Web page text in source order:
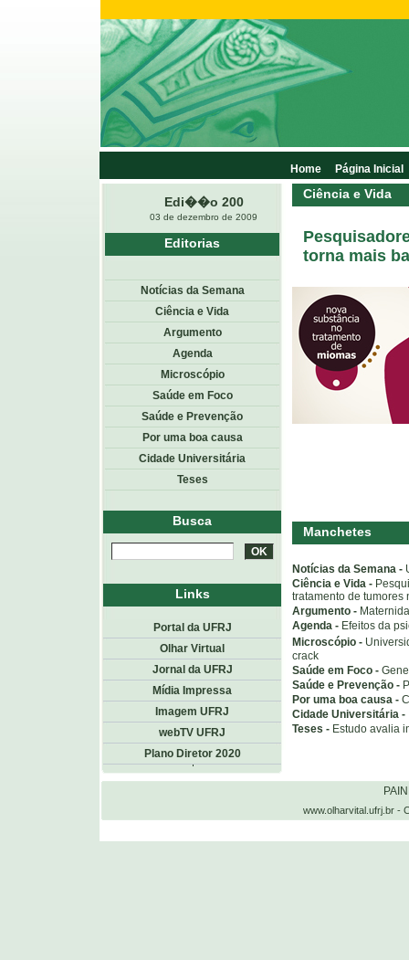
Edi��o 200
03 de dezembro de 2009
Ciência e Vida
torna mais
Manchetes
Notícias da Semana -
Ciência e Vida -
tratamento de tumores
Argumento -
Agenda - Efeitos da
Microscópio -
crack
Saúde em Foco -
Saúde e Prevenção -
Por uma boa causa -
Cidade Universitária -
Teses - Estudo avalia
Editorias
Notícias da Semana
Ciência e Vida
Argumento
Agenda
Microscópio
Saúde em Foco
Saúde e Prevenção
Por uma boa causa
Cidade Universitária
Teses
Busca
Home Página Inicial
Links
Portal da UFRJ
Olhar Virtual
Jornal da UFRJ
Mídia Impressa
Imagem UFRJ
webTV UFRJ
Plano Diretor 2020
<< voltar Topo
www.olharvital.ufrj.br -